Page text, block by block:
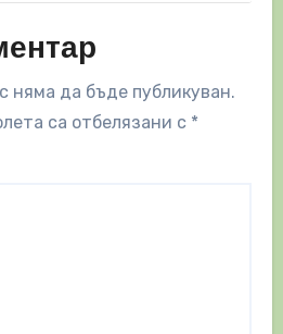
няма да бъде публикуван.
са отбелязани с *